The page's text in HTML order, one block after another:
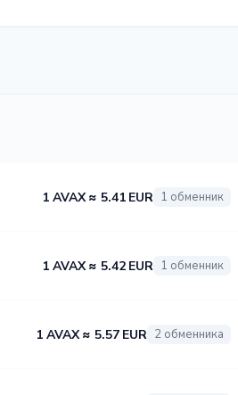
1 AVAX ≈ 5.41 EUR 1 обменник
1 AVAX ≈ 5.42 EUR 1 обменник
1 AVAX ≈ 5.57 EUR 2 обменника